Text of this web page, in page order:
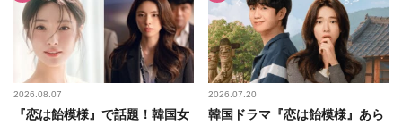
2026.08.07
『恋は飴模様』で話題！韓国女
2026.07.20
韓国ドラマ『恋は飴模様』あら